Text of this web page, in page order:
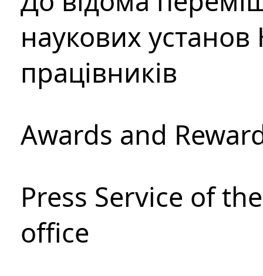
наукових установ
працівників
Awards and
Press Service of
office